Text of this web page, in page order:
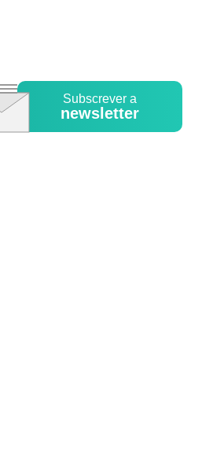
Subscrever a
newsletter